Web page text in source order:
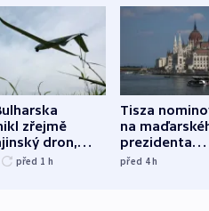
zřejmě
dron,
kilometr
před 1 h
Tisza
na
prezidenta
bývalého
před 4h